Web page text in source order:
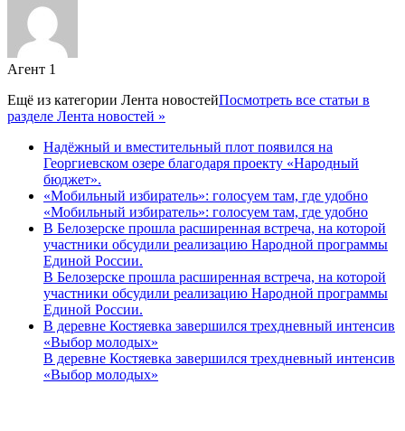
Агент 1
Ещё из категории Лента новостейПосмотреть все статьи в
разделе Лента новостей »
Надёжный и вместительный плот появился на
Георгиевском озере благодаря проекту «Народный
бюджет».
«Мобильный избиратель»: голосуем там, где удобно
«Мобильный избиратель»: голосуем там, где удобно
В Белозерске прошла расширенная встреча, на которой
участники обсудили реализацию Народной программы
Единой России.
В Белозерске прошла расширенная встреча, на которой
участники обсудили реализацию Народной программы
Единой России.
В деревне Костяевка завершился трехдневный интенсив
«Выбор молодых»
В деревне Костяевка завершился трехдневный интенсив
«Выбор молодых»